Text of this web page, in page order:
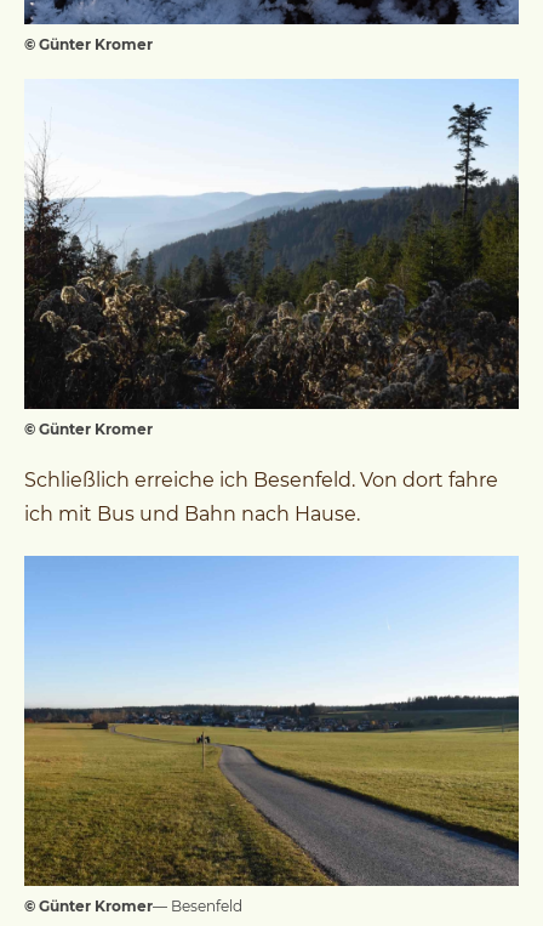
© Günter Kromer
© Günter Kromer
Schließlich erreiche ich Besenfeld. Von dort fahre
ich mit Bus und Bahn nach Hause.
© Günter Kromer— Besenfeld